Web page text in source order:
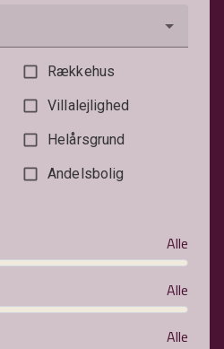
Rækkehus
Villalejlighed
Helårsgrund
Andelsbolig
Alle
Alle
Alle